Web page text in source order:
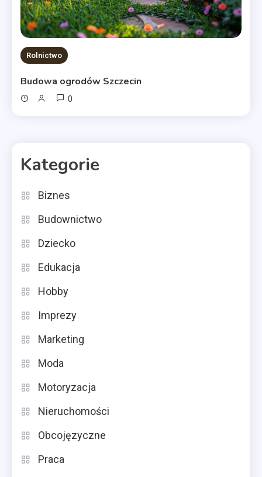
Rolnictwo
Budowa ogrodów Szczecin
0
Kategorie
Biznes
Budownictwo
Dziecko
Edukacja
Hobby
Imprezy
Marketing
Moda
Motoryzacja
Nieruchomości
Obcojęzyczne
Praca